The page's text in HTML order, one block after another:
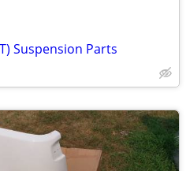
Suspension Parts